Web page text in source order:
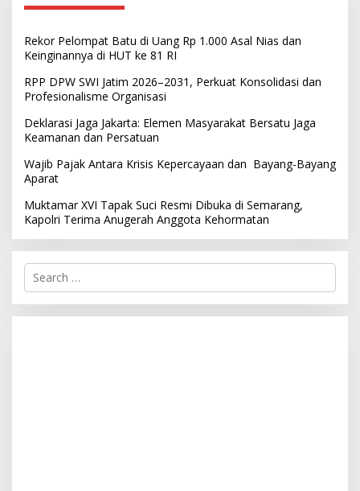
Rekor Pelompat Batu di Uang Rp 1.000 Asal Nias dan
Keinginannya di HUT ke 81 RI
RPP DPW SWI Jatim 2026–2031, Perkuat Konsolidasi dan
Profesionalisme Organisasi
Deklarasi Jaga Jakarta: Elemen Masyarakat Bersatu Jaga
Keamanan dan Persatuan
Wajib Pajak Antara Krisis Kepercayaan dan Bayang-Bayang
Aparat
Muktamar XVI Tapak Suci Resmi Dibuka di Semarang,
Kapolri Terima Anugerah Anggota Kehormatan
S
r